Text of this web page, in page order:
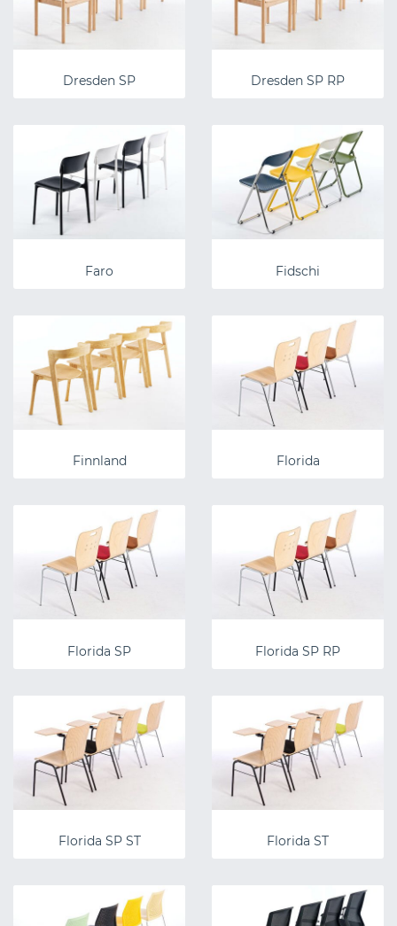
Dresden SP Dresden SP RP
Faro Fidschi
Finnland Florida
Florida SP Florida SP RP
Florida SP ST Florida ST